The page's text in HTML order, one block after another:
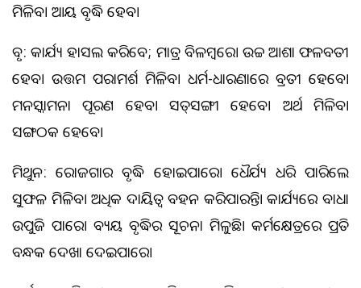
ମିଳିବ। ଆୟ ବୃଦ୍ଧି ହେବ।
ବୃଷ: କାର୍ଯ୍ୟ ହାସଲ କରିବେ; ମାତ୍ର ବିଳମ୍ବରେ। ଉଚ୍ଚ ଆଶା ଫଳବତୀ
ହେବ। ଉତ୍ତମ ପରାମର୍ଶ ମିଳିବ। ଧର୍ମ-ଧାରଣାରେ ବ୍ରତୀ ହେବେ।
ମନସ୍କାମନା ପୂରଣ ହେବ। ସତ୍‌ସଙ୍ଗୀ ହେବେ। ଅର୍ଥ ମିଳିବ।
ସଙ୍ଗଠକ ହେବେ।
ମିଥୁନ: ରୋଜଗାର ବୃଦ୍ଧି ହୋଇପାରେ। ଧୈର୍ଯ୍ୟ ଧରି ପାରିଲେ
ସୁଫଳ ମିଳିବ। ଅଧିକ ଦାୟିତ୍ବ ବହନ କରିପାରନ୍ତି। କାର୍ଯ୍ୟରେ ବାଧା
ଉପୁଜି ପାରେ। ବ୍ୟୟ ବୃଦ୍ଧିର ସୂଚନା ମିଳୁଛି। କର୍ମକ୍ଷେତ୍ରରେ ପ୍ରତି
ବନ୍ଧକ ଦେଖା ଦେଇପାରେ।